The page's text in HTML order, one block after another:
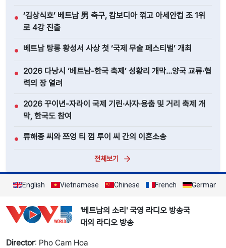
● ‘김상식호’ 베트남 男 축구, 캄보디아 꺾고 아세안컵 조 1위
로 4강 진출
● 베트남 탕롱 황성서 사상 첫 ‘국제 무술 페스티벌’ 개최
● 2026 다낭시 ‘베트남-한국 축제’ 성황리 개막…양국 교류·협
력의 장 열려
● 2026 꾸이년-자라이 국제 기린·사자·용춤 및 거리 축제 개
막, 한국도 참여
● 류해종 씨와 쯔엉 티 껌 투이 씨 간의 이혼소송
전체보기
English Vietnamese Chinese French German
'베트남의 소리' 국영 라디오 방송국
대외 라디오 방송
Director: Pho Cam Hoa